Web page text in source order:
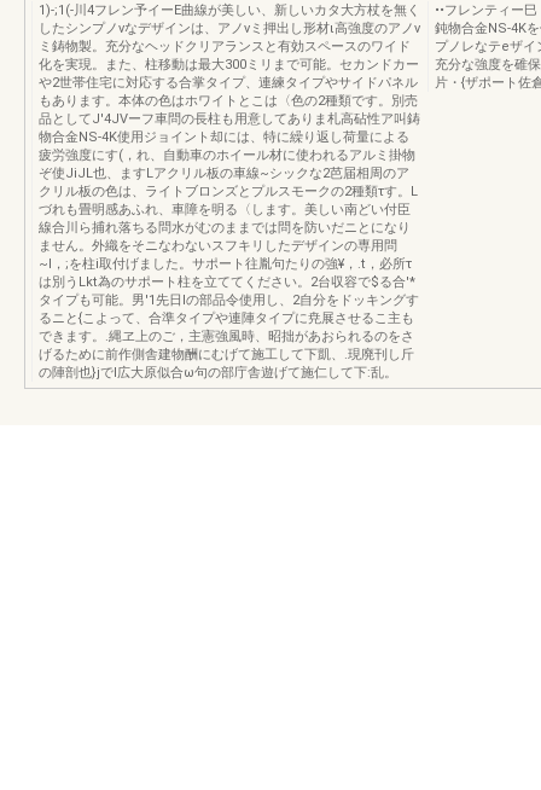
1)-;1(-川4フレン予イーE曲線が美しい、新しいカタ大方杖を無く
したシンプノνなデザインは、アノνミ押出し形材ι高強度のアノν
ミ鋳物製。充分なヘッドクリアランスと有効スペースのワイド
化を実現。また、柱移動は最大300ミリまで可能。セカンドカー
や2世帯住宅に対応する合掌タイプ、連練タイプやサイドパネル
もあります。本体の色はホワイトとこは〈色の2種類です。別売
品としてJ'4JVーフ車問の長柱も用意してありま札高砧性ア叫鋳
物合金NS-4K使用ジョイント却には、特に繰り返し荷量による
疲労強度にす(，れ、自動車のホイール材に使われるアルミ掛物
ぞ使JiJL也、ますLアクリル板の車線~シックな2芭届相周のア
クリル板の色は、ライトブロンズとプルスモークの2種類τす。L
づれも畳明感あふれ、車障を明る〈します。美しい南どい付臣
線合川ら捕れ落ちる問水がむのままでは問を防いだニとになり
ません。外織をそニなわないスフキリしたデザインの専用問
~l，;を柱i取付げました。サポート往胤句たりの強¥，.t，必所τ
は別うLkt為のサポート柱を立ててください。2台収容で$る合'*
タイプも可能。男'1先日lの部品令使用し、2自分をドッキングす
るニと{こよって、合準タイプや連陣タイプに尭展させるこ主も
できます。.縄ヱ上のご，主憲強風時、昭拙があおられるのをさ
げるために前作側舎建物酬にむげて施工して下凱、.現廃刊し斤
の陣剖也}jでl広大原似合ω句の部庁舎遊げて施仁して下:乱。
••フレンティー
鈍物合金NS-4K
プノレなテeザ
充分な強度を碓
片・{ザポート佐